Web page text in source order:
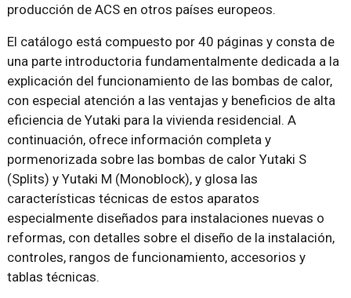
producción de ACS en otros países europeos.
El catálogo está compuesto por 40 páginas y consta de
una parte introductoria fundamentalmente dedicada a la
explicación del funcionamiento de las bombas de calor,
con especial atención a las ventajas y beneficios de alta
eficiencia de Yutaki para la vivienda residencial. A
continuación, ofrece información completa y
pormenorizada sobre las bombas de calor Yutaki S
(Splits) y Yutaki M (Monoblock), y glosa las
características técnicas de estos aparatos
especialmente diseñados para instalaciones nuevas o
reformas, con detalles sobre el diseño de la instalación,
controles, rangos de funcionamiento, accesorios y
tablas técnicas.